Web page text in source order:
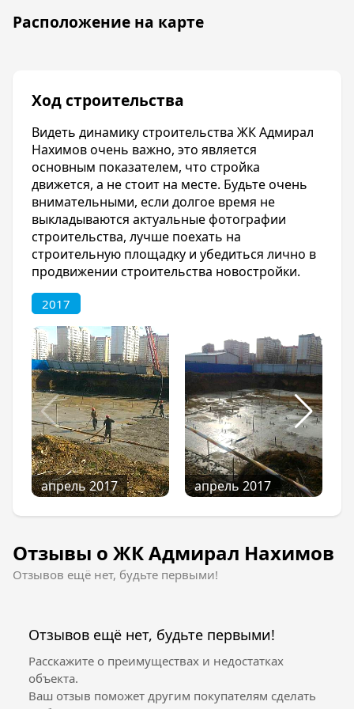
также близость восточного обхода с выездом
ЖК «Адмирал Нахимов». Уникальный проект,
который соединил удобство, комфорт и
выгодное ценовое предложение.
Благоустройство
Благоустроенная территория.
Отделка квартир
Предчистовая отделка квартир.
Расположение на карте
Ход строительства
Видеть динамику строительства ЖК Адмирал
Нахимов очень важно, это является
основным показателем, что стройка
движется, а не стоит на месте. Будьте очень
внимательными, если долгое время не
выкладываются актуальные фотографии
строительства, лучше поехать на
строительную площадку и убедиться лично в
продвижении строительства новостройки.
2017
апрель 2017 апрель 2017
Отзывы о ЖК Адмирал Нахимов
Отзывов ещё нет, будьте первыми!
Отзывов ещё нет, будьте первыми!
Расскажите о преимуществах и недостатках
объекта.
Ваш отзыв поможет другим покупателям сделать